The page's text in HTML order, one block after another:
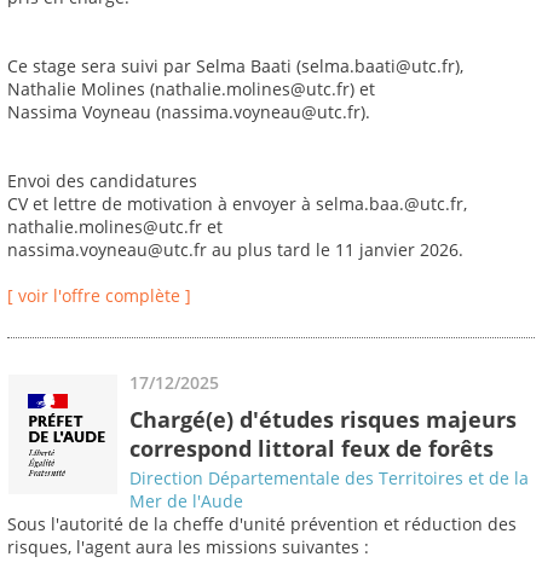
Ce stage sera suivi par Selma Baati (selma.baati@utc.fr),
Nathalie Molines (nathalie.molines@utc.fr) et
Nassima Voyneau (nassima.voyneau@utc.fr).
Envoi des candidatures
CV et lettre de motivation à envoyer à selma.baa.@utc.fr,
nathalie.molines@utc.fr et
nassima.voyneau@utc.fr au plus tard le 11 janvier 2026.
[ voir l'offre complète ]
17/12/2025
Chargé(e) d'études risques majeurs
correspond littoral feux de forêts
Direction Départementale des Territoires et de la
Mer de l'Aude
Sous l'autorité de la cheffe d'unité prévention et réduction des
risques, l'agent aura les missions suivantes :